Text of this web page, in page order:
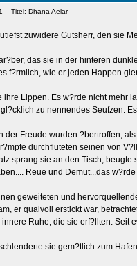
Titel: Dhana Aelar
zuwidere Gutsherr, den sie
das sie in der hinteren
f?rmlich, wie er jeden Happen
ihre Lippen. Es w?rde nicht mehr
zu nennendes Seufzen.
der Freude wurden ?bertroffen,
durchfluteten seinen von
sprang sie an den Tisch,
Reue und Demut...das
geweiteten und
er qualvoll erstickt war,
Ruhe, die sie erf?llten.
sie gem?tlich zum